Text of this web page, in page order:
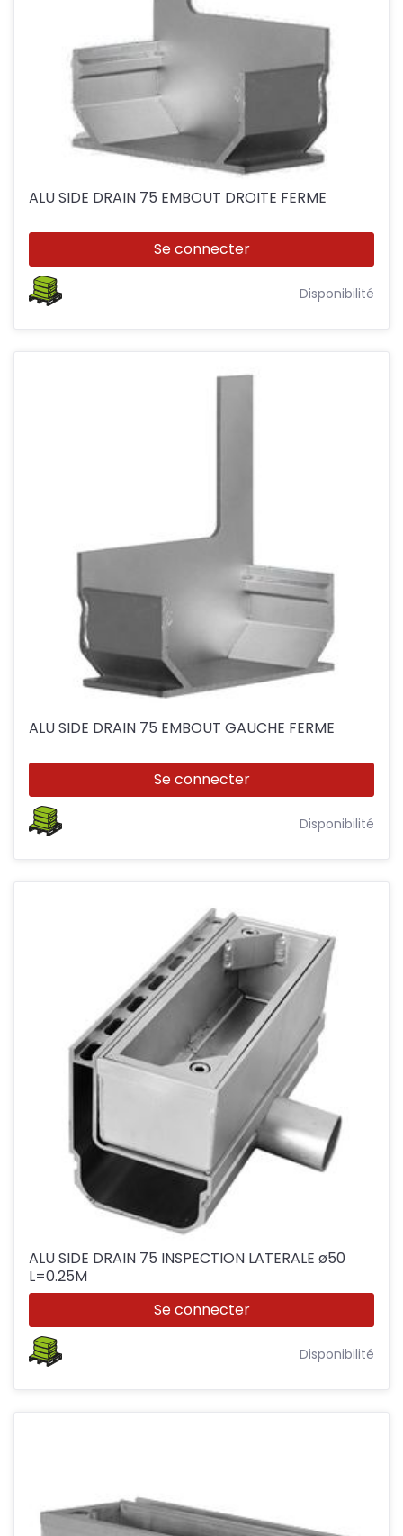
ALU SIDE DRAIN 75 EMBOUT DROITE FERME
Se connecter
Disponibilité
ALU SIDE DRAIN 75 EMBOUT GAUCHE FERME
Se connecter
Disponibilité
ALU SIDE DRAIN 75 INSPECTION LATERALE ø50
L=0.25M
Se connecter
Disponibilité